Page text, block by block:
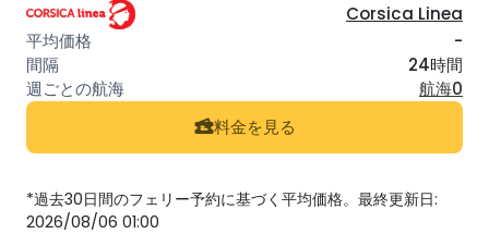
Corsica Linea
-
24時間
航海0
料金を見る
*過去30日間のフェリー予約に基づく平均価格。最終更新日:
2026/08/06 01:00